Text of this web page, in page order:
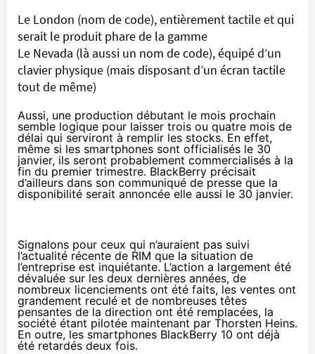
Le London (nom de code), entièrement tactile et qui
serait le produit phare de la gamme
Le Nevada (là aussi un nom de code), équipé d’un
clavier physique (mais disposant d’un écran tactile
tout de même)
Aussi, une production débutant le mois prochain
semble logique pour laisser trois ou quatre mois de
délai qui serviront à remplir les stocks. En effet,
même si les smartphones sont officialisés le 30
janvier, ils seront probablement commercialisés à la
fin du premier trimestre. BlackBerry précisait
d’ailleurs dans son communiqué de presse que la
disponibilité serait annoncée elle aussi le 30 janvier.
Signalons pour ceux qui n’auraient pas suivi
l’actualité récente de RIM que la situation de
l’entreprise est inquiétante. L’action a largement été
dévaluée sur les deux dernières années, de
nombreux licenciements ont été faits, les ventes ont
grandement reculé et de nombreuses têtes
pensantes de la direction ont été remplacées, la
société étant pilotée maintenant par Thorsten Heins.
En outre, les smartphones BlackBerry 10 ont déjà
été retardés deux fois.